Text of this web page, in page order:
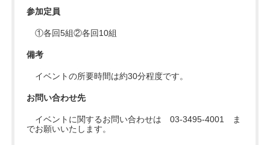
参加定員
①各回5組②各回10組
備考
イベントの所要時間は約30分程度です。
お問い合わせ先
イベントに関するお問い合わせは 03-3495-4001 ま
でお願いいたします。